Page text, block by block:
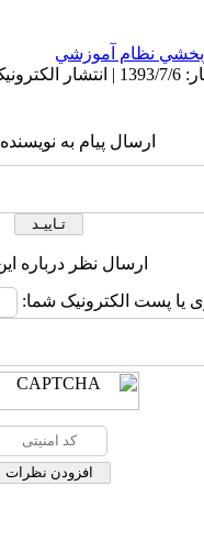
نظام آموزشي
ارسال پیام به
ارسال نظر درباره
یا پست الکترونیک شما: